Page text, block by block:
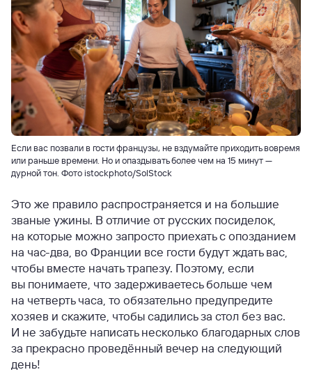
Если вас позвали в гости французы, не вздумайте приходить вовремя
или раньше времени. Но и опаздывать более чем на 15 минут —
дурной тон. Фото istockphoto/SolStock
Это же правило распространяется и на большие
званые ужины. В отличие от русских посиделок,
на которые можно запросто приехать с опозданием
на час-два, во Франции все гости будут ждать вас,
чтобы вместе начать трапезу. Поэтому, если
вы понимаете, что задерживаетесь больше чем
на четверть часа, то обязательно предупредите
хозяев и скажите, чтобы садились за стол без вас.
И не забудьте написать несколько благодарных слов
за прекрасно проведённый вечер на следующий
день!